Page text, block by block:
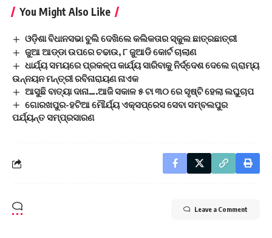
You Might Also Like
ଓଡ଼ିଶା ବିଧାନସଭା ବୁଲି ଦେଖିଲେ କଲିକତାର ସ୍କୁଲ ଛାତ୍ରଛାତ୍ରୀ
ଜୁଆ ଆଡ୍ଡା ଉପରେ ଚଢାଉ, ୮ ଜୁଆଡି କୋର୍ଟ ଚାଲାଣ
ଧାର୍ଯ୍ୟ ସମୟରେ ପ୍ରକଳ୍ପ କାର୍ଯ୍ୟ ସାରିବାକୁ ନିର୍ଦ୍ଦେଶ ଦେଲେ ଗ୍ରାମ୍ୟ
ଉନ୍ନୟନ ମନ୍ତ୍ରୀ ରବିନାରାୟଣ ନାଏକ
ଆସୁଛି ବାତ୍ୟା ଦାନା….ଆଜି ସକାଳ ୫ ଟା ୩୦ ରେ ସୃଷ୍ଟି ହେଲା ଲଘୁଚାପ
ଗୋରଖପୁର-ହଟିଆ ମୌର୍ଯ୍ୟ ଏକ୍ସପ୍ରେସ ସେବା ସମ୍ବଲପୁର
ପର୍ଯ୍ୟନ୍ତ ସମ୍ପ୍ରସାରଣ
Leave a Comment